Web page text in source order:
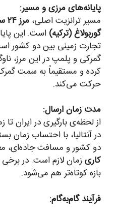
پایانه‌های مرزی و مسیر:
مسیر ترانزیت اصلی،
گوربولاغ (ترکیه) است. این
تجارت زمینی بین دو کشور
گمرکی و پلمپ در این مرز،
کرده و مستقیماً به سمت
حرکت می‌کند.
مدت زمان ارسال:
از لحظه‌ی بارگیری در ایران
در آنتالیا، با احتساب زمان
دو کشور و مسافت جاده‌ای،
کاری زمان لازم است. در
بازه کوتاه‌تر هم می‌شود.
فرآیند گام‌به‌گام: